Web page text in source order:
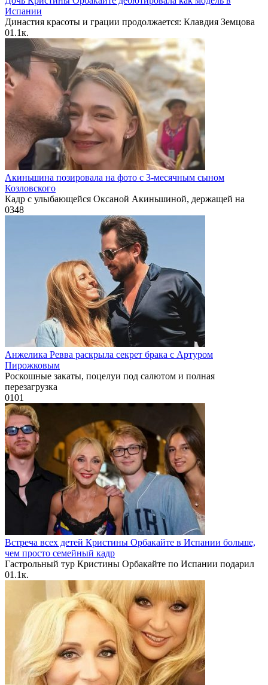
Испании
Династия красоты и грации продолжается: Клавдия Земцова
01.1к.
Акиньшина позировала на фото с 3-месячным сыном
Козловского
Кадр с улыбающейся Оксаной Акиньшиной, держащей на
0348
Анжелика Ревва раскрыла секрет брака с Артуром
Пирожковым
Роскошные закаты, поцелуи под салютом и полная
перезагрузка
0101
Встреча всех детей Кристины Орбакайте в Испании больше,
чем просто семейный кадр
Гастрольный тур Кристины Орбакайте по Испании подарил
01.1к.